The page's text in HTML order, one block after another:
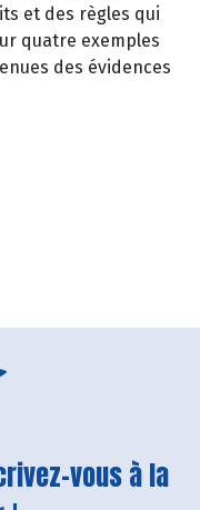
et des règles qui
quatre exemples
des évidences
vous à la